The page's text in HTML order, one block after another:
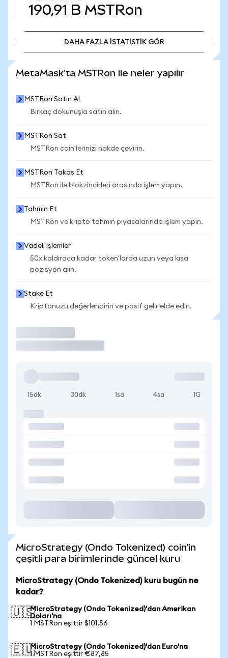
190,91 B MSTRon
DAHA FAZLA İSTATİSTİK GÖR
MetaMask'ta MSTRon ile neler yapılır
MSTRon Satın Al
Birkaç dokunuşla satın alın.
MSTRon Sat
MSTRon coin'lerinizi nakde çevirin.
MSTRon Takas Et
MSTRon ile blokzincirleri arasında işlem yapın.
Tahmin Et
MSTRon ve kripto tahmin piyasalarında işlem yapın.
Vadeli İşlemler
50x kaldıraca kadar token'larda uzun veya kısa
pozisyon alın.
Stake Et
Kriptonuzu değerlendirin ve pasif gelir elde edin.
15dk 30dk 1sa 4sa 1G
MicroStrategy (Ondo Tokenized) coin'in
çeşitli para birimlerinde güncel kuru
MicroStrategy (Ondo Tokenized) kuru bugün ne
kadar?
🇺🇸MicroStrategy (Ondo Tokenized)'dan Amerikan
Doları'na
1 MSTRon eşittir $101,56
🇪🇺MicroStrategy (Ondo Tokenized)'dan Euro'na
1 MSTRon eşittir €87,85